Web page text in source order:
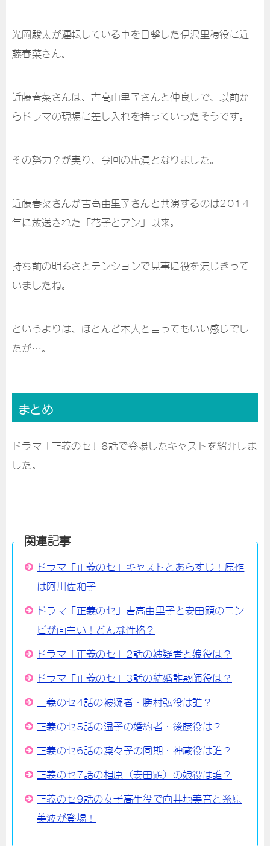
光岡駿太が運転している車を目撃した伊沢里穂役に近
藤春菜さん。
近藤春菜さんは、吉高由里子さんと仲良しで、以前か
らドラマの現場に差し入れを持っていったそうです。
その努力？が実り、今回の出演となりました。
近藤春菜さんが吉高由里子さんと共演するのは2014
年に放送された「花子とアン」以来。
持ち前の明るさとテンションで見事に役を演じきって
いましたね。
というよりは、ほとんど本人と言ってもいい感じでし
たが…。
まとめ
ドラマ「正義のセ」8話で登場したキャストを紹介しま
した。
関連記事
ドラマ「正義のセ」キャストとあらすじ！原作
は阿川佐和子
ドラマ「正義のセ」吉高由里子と安田顕のコン
ビが面白い！どんな性格？
ドラマ「正義のセ」2話の被疑者と娘役は？
ドラマ「正義のセ」3話の結婚詐欺師役は？
正義のセ4話の被疑者・勝村弘役は誰？
正義のセ5話の温子の婚約者・後藤役は？
正義のセ6話の凜々子の同期・神蔵役は誰？
正義のセ7話の相原（安田顕）の娘役は誰？
正義のセ9話の女子高生役で向井地美音と糸原
美波が登場！